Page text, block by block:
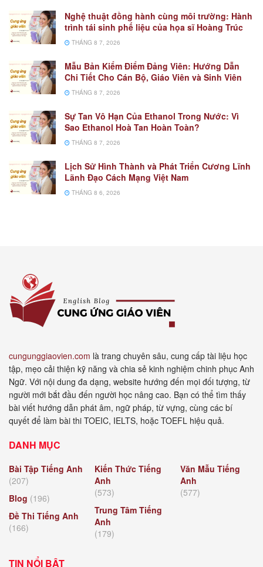
Nghệ thuật đồng hành cùng môi trường: Hành
trình tái sinh phế liệu của họa sĩ Hoàng Trúc
THÁNG 8 7, 2026
Mẫu Bản Kiểm Điểm Đảng Viên: Hướng Dẫn
Chi Tiết Cho Cán Bộ, Giáo Viên và Sinh Viên
THÁNG 8 7, 2026
Sự Tan Vô Hạn Của Ethanol Trong Nước: Vì
Sao Ethanol Hoà Tan Hoàn Toàn?
THÁNG 8 7, 2026
Lịch Sử Hình Thành và Phát Triển Cương Lĩnh
Lãnh Đạo Cách Mạng Việt Nam
THÁNG 8 6, 2026
cungunggiaovien.com là trang chuyên sâu, cung cấp tài liệu học
tập, mẹo cải thiện kỹ năng và chia sẻ kinh nghiệm chinh phục Anh
Ngữ. Với nội dung đa dạng, website hướng đến mọi đối tượng, từ
người mới bắt đầu đến người học nâng cao. Bạn có thể tìm thấy
bài viết hướng dẫn phát âm, ngữ pháp, từ vựng, cùng các bí
quyết để làm bài thi TOEIC, IELTS, hoặc TOEFL hiệu quả.
DANH MỤC
Bài Tập Tiếng Anh
(207)
Blog (196)
Đề Thi Tiếng Anh
(166)
Kiến Thức Tiếng
Anh
(573)
Trung Tâm Tiếng
Anh
(179)
Văn Mẫu Tiếng
Anh
(577)
TIN NỔI BẬT